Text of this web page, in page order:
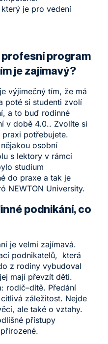
je pro vedení
program
je zajímavý?
výjimečný tím, že má
poté si studenti zvolí
a to buď rodinné
v době 4.0.. Zvolíte si
potřebujete.
osobní
s lektory v rámci
studium
do praxe a tak je
NEWTON University.
podnikání, co
je velmi zajímavá.
podnikatelů, která
z rodiny vybudoval
mají převzít děti.
rodič–⁠dítě. Předání
záležitost. Nejde
ale také o vztahy.
přístupy